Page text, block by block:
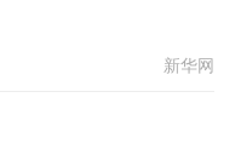
新华网